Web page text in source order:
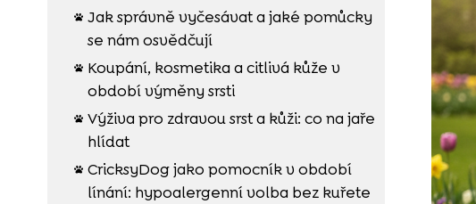
 Jak správně vyčesávat a jaké pomůcky
se nám osvědčují

Koupání, kosmetika a citlivá kůže v
období výměny srsti
 Výživa pro zdravou srst a kůži: co na jaře
hlídat
 CricksyDog jako pomocník v období
línání: hypoalergenní volba bez kuřete